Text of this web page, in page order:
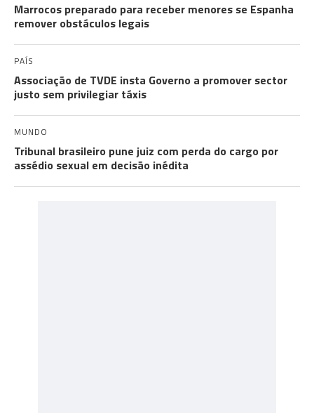
Marrocos preparado para receber menores se Espanha
remover obstáculos legais
PAÍS
Associação de TVDE insta Governo a promover sector
justo sem privilegiar táxis
MUNDO
Tribunal brasileiro pune juiz com perda do cargo por
assédio sexual em decisão inédita